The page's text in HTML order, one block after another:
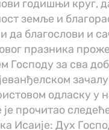
годишњи круг,
земље и
да благослови и
празника
Господу за сва
одласку у
је прочитао
Исаије: Дух